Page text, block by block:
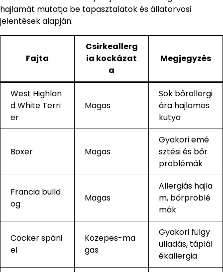
hajlamát mutatja be tapasztalatok és állatorvosi
jelentések alapján:
Fajta
Csirkeallerg
ia kockázat
a
Megjegyzés
West Highlan
d White Terri
er
Magas
Sok bőrallergi
ára hajlamos
kutya
Boxer Magas
Gyakori emé
sztési és bőr
problémák
Francia bulld
og
Magas
Allergiás hajla
m, bőrproblé
mák
Cocker spáni
el
Közepes-ma
gas
Gyakori fülgy
ulladás, táplál
ékallergia